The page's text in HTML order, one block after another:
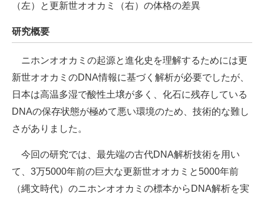
（左）と更新世オオカミ（右）の体格の差異
研究概要
ニホンオオカミの起源と進化史を理解するためには更
新世オオカミのDNA情報に基づく解析が必要でしたが、
日本は高温多湿で酸性土壌が多く、化石に残存している
DNAの保存状態が極めて悪い環境のため、技術的な難し
さがありました。
今回の研究では、最先端の古代DNA解析技術を用い
て、3万5000年前の巨大な更新世オオカミと5000年前
（縄文時代）のニホンオオカミの標本からDNA解析を実